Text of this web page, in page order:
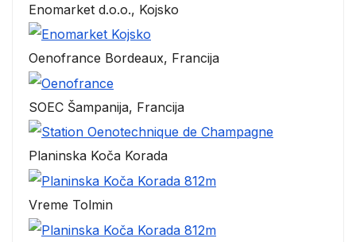
Enomarket d.o.o., Kojsko
Oenofrance Bordeaux, Francija
SOEC Šampanija, Francija
Planinska Koča Korada
Vreme Tolmin